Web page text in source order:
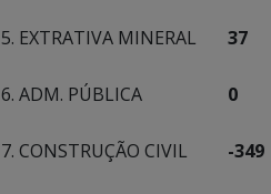
5. EXTRATIVA MINERAL 37
6. ADM. PÚBLICA 0
7. CONSTRUÇÃO CIVIL -349